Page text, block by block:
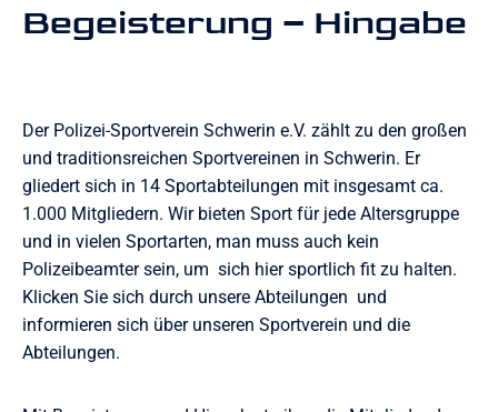
Begeisterung – Hingabe
Der Polizei-Sportverein Schwerin e.V. zählt zu den großen
und traditionsreichen Sportvereinen in Schwerin. Er
gliedert sich in 14 Sportabteilungen mit insgesamt ca.
1.000 Mitgliedern. Wir bieten Sport für jede Altersgruppe
und in vielen Sportarten, man muss auch kein
Polizeibeamter sein, um sich hier sportlich fit zu halten.
Klicken Sie sich durch unsere Abteilungen und
informieren sich über unseren Sportverein und die
Abteilungen.